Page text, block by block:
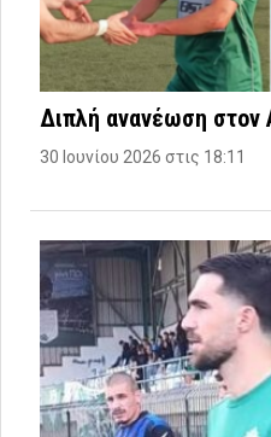
Διπλή ανανέωση στον
30 Ιουνίου 2026 στις 18:11